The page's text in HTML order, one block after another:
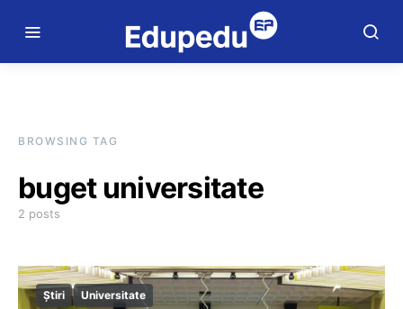
BROWSING TAG
buget universitate
2 posts
Știri Universitate